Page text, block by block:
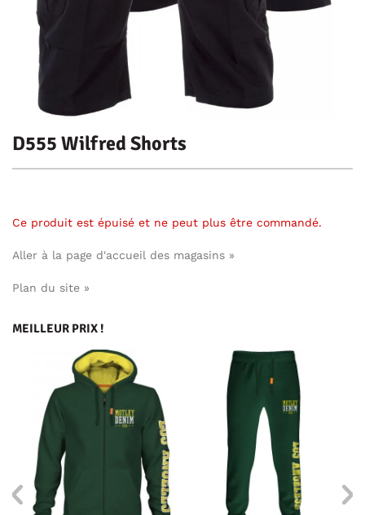
D555 Wilfred Shorts
Ce produit est épuisé et ne peut plus être commandé.
Aller à la page d'accueil des magasins »
Plan du site »
MEILLEUR PRIX !